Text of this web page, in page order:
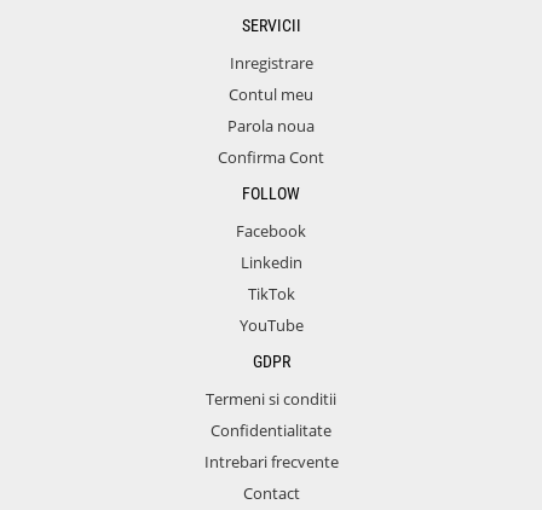
SERVICII
Inregistrare
Contul meu
Parola noua
Confirma Cont
FOLLOW
Facebook
Linkedin
TikTok
YouTube
GDPR
Termeni si conditii
Confidentialitate
Intrebari frecvente
Contact